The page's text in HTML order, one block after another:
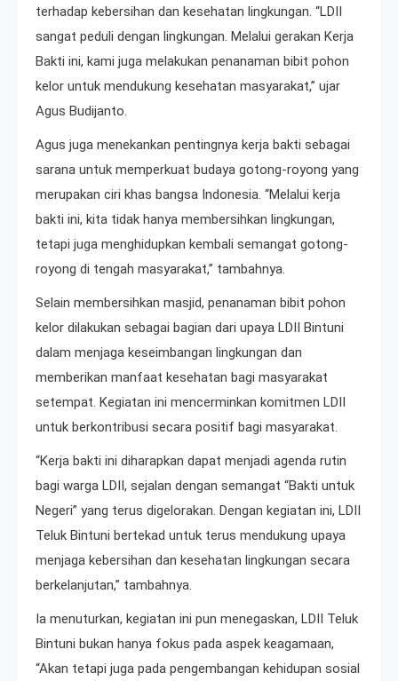
terhadap kebersihan dan kesehatan lingkungan. “LDII
sangat peduli dengan lingkungan. Melalui gerakan Kerja
Bakti ini, kami juga melakukan penanaman bibit pohon
kelor untuk mendukung kesehatan masyarakat,” ujar
Agus Budijanto.
Agus juga menekankan pentingnya kerja bakti sebagai
sarana untuk memperkuat budaya gotong-royong yang
merupakan ciri khas bangsa Indonesia. “Melalui kerja
bakti ini, kita tidak hanya membersihkan lingkungan,
tetapi juga menghidupkan kembali semangat gotong-
royong di tengah masyarakat,” tambahnya.
Selain membersihkan masjid, penanaman bibit pohon
kelor dilakukan sebagai bagian dari upaya LDII Bintuni
dalam menjaga keseimbangan lingkungan dan
memberikan manfaat kesehatan bagi masyarakat
setempat. Kegiatan ini mencerminkan komitmen LDII
untuk berkontribusi secara positif bagi masyarakat.
“Kerja bakti ini diharapkan dapat menjadi agenda rutin
bagi warga LDII, sejalan dengan semangat “Bakti untuk
Negeri” yang terus digelorakan. Dengan kegiatan ini, LDII
Teluk Bintuni bertekad untuk terus mendukung upaya
menjaga kebersihan dan kesehatan lingkungan secara
berkelanjutan,” tambahnya.
Ia menuturkan, kegiatan ini pun menegaskan, LDII Teluk
Bintuni bukan hanya fokus pada aspek keagamaan,
“Akan tetapi juga pada pengembangan kehidupan sosial